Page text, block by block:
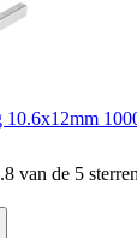
10.6x12mm
van de 5